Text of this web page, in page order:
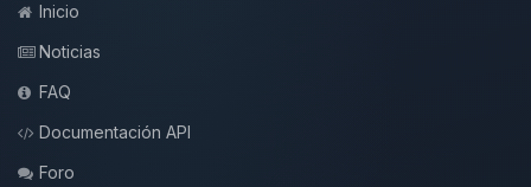
Inicio
Noticias
FAQ
Documentación API
Foro